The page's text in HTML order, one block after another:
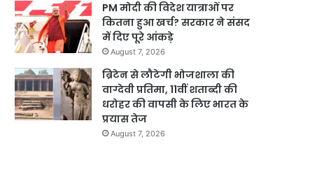
PM मोदी की विदेश यात्राओं पर
कितना हुआ खर्च? सरकार ने संसद
में दिए पूरे आंकड़े
August 7, 2026
ब्रिटेन से लौटेगी भोजशाला की
वाग्देवी प्रतिमा, 11वीं शताब्दी की
धरोहर की वापसी के लिए भारत के
प्रयास तेज
August 7, 2026